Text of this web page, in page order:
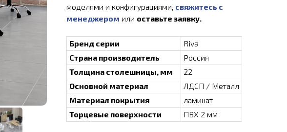
моделями и конфигурациями, свяжитесь с
менеджером или оставьте заявку.
Бренд серии
Riva
Страна производитель
Россия
Толщина столешницы, мм
22
Основной материал
ЛДСП / Металл
Материал покрытия
ламинат
Торцевые поверхности
ПВХ 2 мм